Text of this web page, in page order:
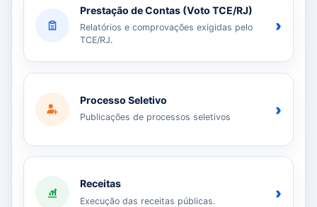
Prestação de Contas (Voto TCE/RJ)
Relatórios e comprovações exigidas pelo
TCE/RJ.
›
Processo Seletivo
Publicações de processos seletivos ›
Receitas
Execução das receitas públicas. ›